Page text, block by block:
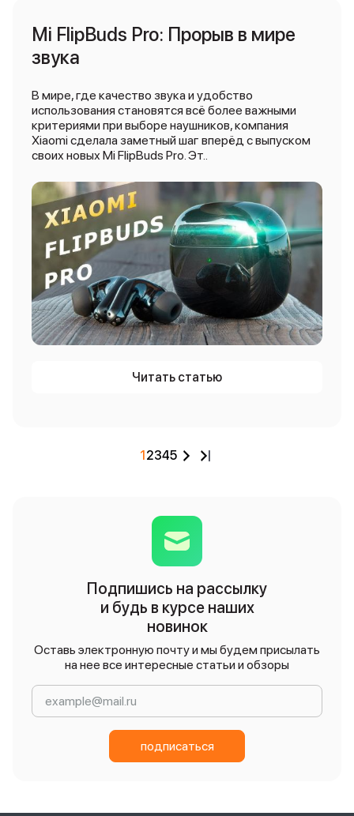
Mi FlipBuds Pro: Прорыв в мире
звука
В мире, где качество звука и удобство
использования становятся всё более важными
критериями при выборе наушников, компания
Xiaomi сделала заметный шаг вперёд с выпуском
своих новых Mi FlipBuds Pro. Эт..
Читать статью
1 2345
Подпишись на рассылку
и будь в курсе наших
новинок
Оставь электронную почту и мы будем присылать
на нее все интересные статьи и обзоры
подписаться